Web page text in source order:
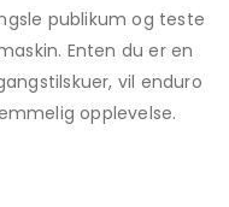
publikum og teste
Enten du er en
vil enduro
opplevelse.